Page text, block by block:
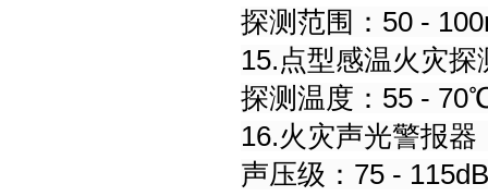
探测范围：50 -
15.点型感温火灾探
探测温度：55 -
16.火灾声光警报器
声压级：75 - 115dB